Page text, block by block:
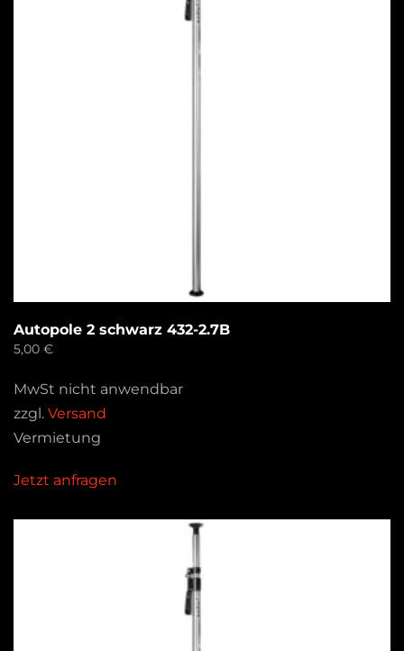
Autopole 2 schwarz 432-2.7B
5,00 €
MwSt nicht anwendbar
zzgl. Versand
Vermietung
Jetzt anfragen